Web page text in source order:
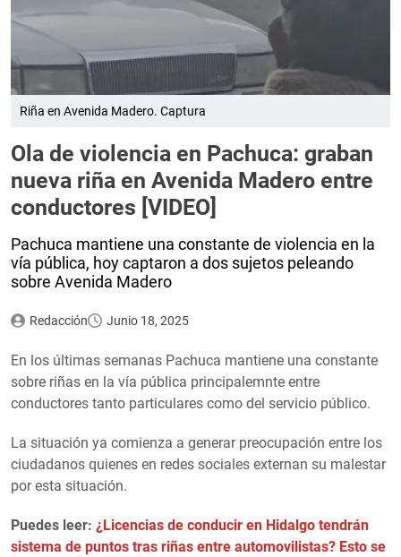
Riña en Avenida Madero. Captura
Ola de violencia en Pachuca: graban
nueva riña en Avenida Madero entre
conductores [VIDEO]
Pachuca mantiene una constante de violencia en la
vía pública, hoy captaron a dos sujetos peleando
sobre Avenida Madero
Redacción Junio 18, 2025
En los últimas semanas Pachuca mantiene una constante
sobre riñas en la vía pública principalemnte entre
conductores tanto particulares como del servicio público.
La situación ya comienza a generar preocupación entre los
ciudadanos quienes en redes sociales externan su malestar
por esta situación.
Puedes leer: ¿Licencias de conducir en Hidalgo tendrán
sistema de puntos tras riñas entre automovilistas? Esto se